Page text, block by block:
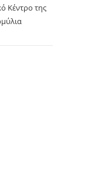
Κέντρο της